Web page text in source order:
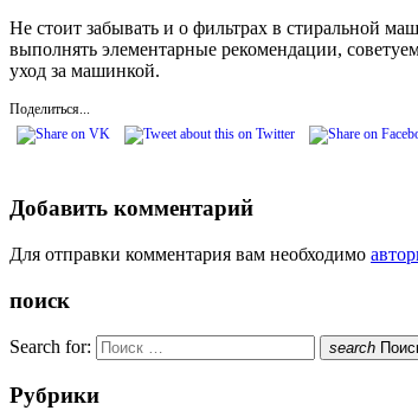
Не стоит забывать и о фильтрах в стиральной
выполнять элементарные рекомендации,
уход за машинкой.
Поделиться...
Добавить комментарий
Для отправки комментария вам необходимо
поиск
Search for: search
Рубрики